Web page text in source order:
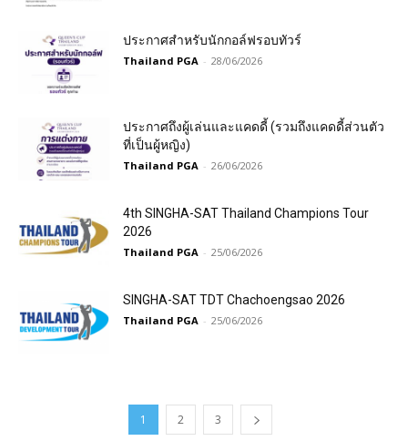
ประกาศสำหรับนักกอล์ฟรอบทัวร์
Thailand PGA - 28/06/2026
ประกาศถึงผู้เล่นและแคดดี้ (รวมถึงแคดดี้ส่วนตัว
ที่เป็นผู้หญิง)
Thailand PGA - 26/06/2026
4th SINGHA-SAT Thailand Champions Tour
2026
Thailand PGA - 25/06/2026
SINGHA-SAT TDT Chachoengsao 2026
Thailand PGA - 25/06/2026
1 2 3